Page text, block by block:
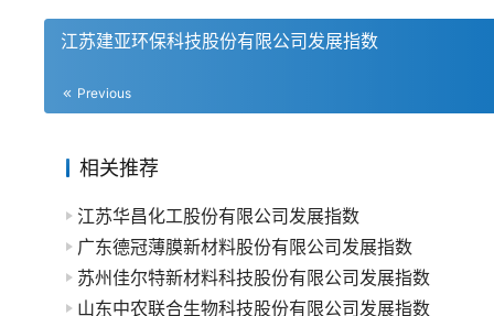
江苏建亚环保科技股份有限公司发展指数
Previous
相关推荐
江苏华昌化工股份有限公司发展指数
广东德冠薄膜新材料股份有限公司发展指数
苏州佳尔特新材料科技股份有限公司发展指数
山东中农联合生物科技股份有限公司发展指数